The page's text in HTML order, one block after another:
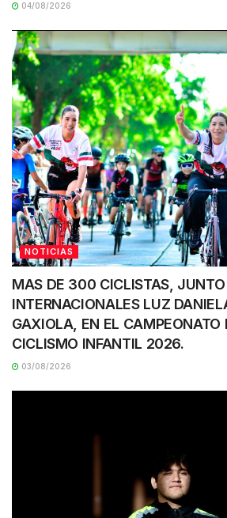
04/08/2026
NOTICIAS
MAS DE 300 CICLISTAS,
INTERNACIONALES LUZ
GAXIOLA, EN EL CAMPEONATO
CICLISMO INFANTIL 2026.
03/08/2026